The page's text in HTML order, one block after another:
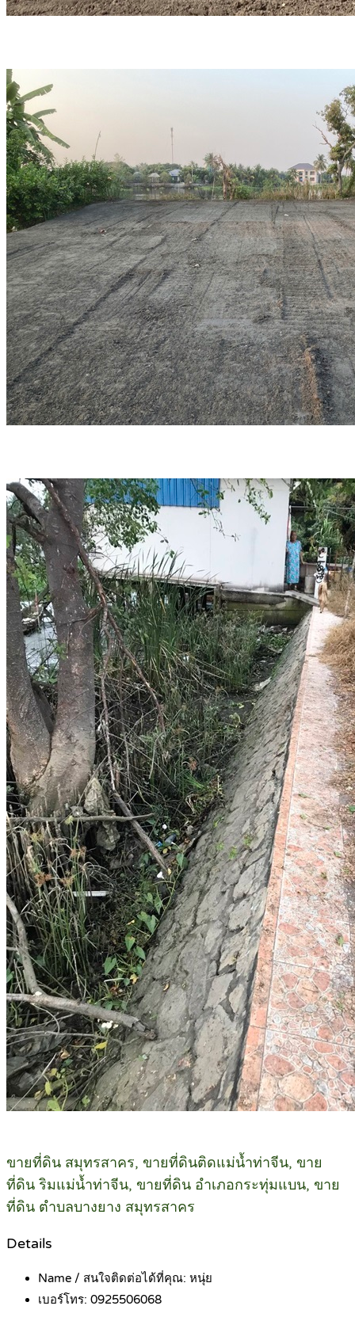
ขายที่ดิน สมุทรสาคร, ขายที่ดินติดแม่น้ำท่าจีน, ขาย
ที่ดิน ริมแม่น้ำท่าจีน, ขายที่ดิน อำเภอกระทุ่มแบน, ขาย
ที่ดิน ตำบลบางยาง สมุทรสาคร
Details
Name / สนใจติดต่อได้ที่คุณ: หนุ่ย
เบอร์โทร: 0925506068